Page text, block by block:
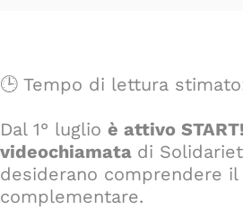
🕒 Tempo di lettura
Dal 1° luglio è attivo
videochiamata di
desiderano comprendere
complementare.